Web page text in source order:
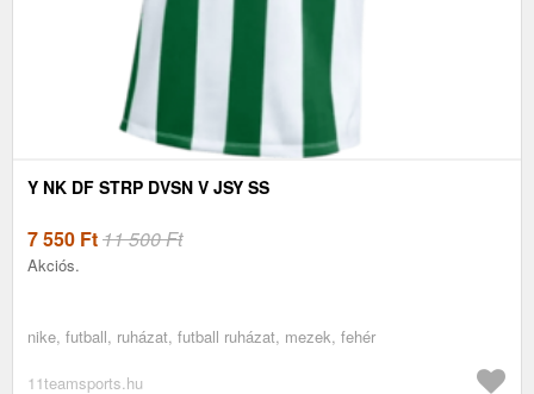
Y NK DF STRP DVSN V JSY SS
7 550 Ft11 500 Ft
Akciós.
nike, futball, ruházat, futball ruházat, mezek, fehér
11teamsports.hu